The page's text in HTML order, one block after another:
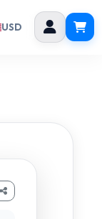
USD